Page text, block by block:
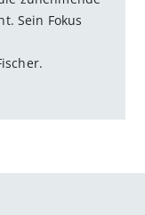
Sein Fokus